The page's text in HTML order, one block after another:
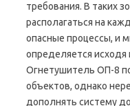
требования. В таких
располагаться на
опасные процессы, и
определяется исходя
Огнетушитель ОП-8
объектов, однако
дополнять систему